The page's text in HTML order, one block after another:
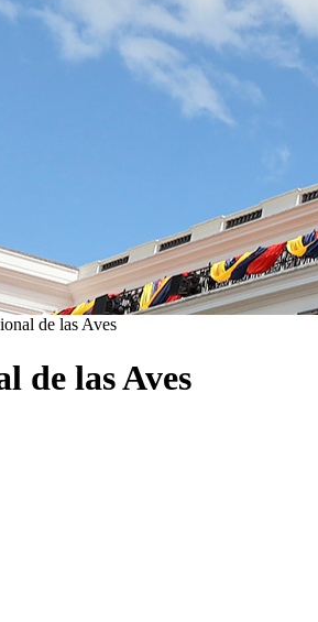
de las Aves
de las Aves